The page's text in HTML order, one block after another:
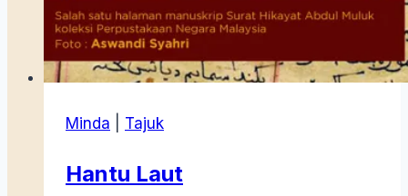
Minda Tajuk
Hantu Laut